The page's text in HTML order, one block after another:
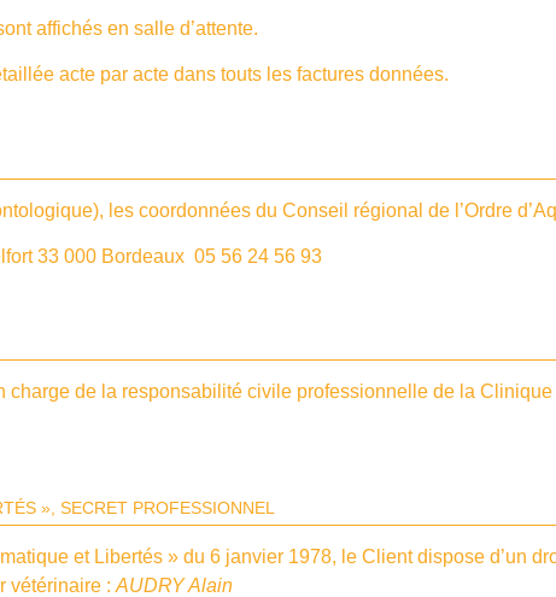
affichés en salle d’attente.
acte par acte dans touts les factures données.
les coordonnées du Conseil régional de l’Ordre
33 000 Bordeaux 05 56 24 56 93
charge de la responsabilité civile professionnelle de la
», SECRET PROFESSIONNEL
et Libertés » du 6 janvier 1978, le Client dispose d’un
vétérinaire : AUDRY Alain